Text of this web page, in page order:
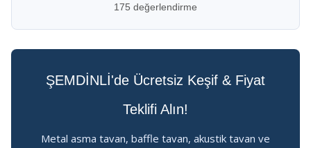
175 değerlendirme
ŞEMDİNLİ'de Ücretsiz Keşif & Fiyat
Teklifi Alın!
Metal asma tavan, baffle tavan, akustik tavan ve